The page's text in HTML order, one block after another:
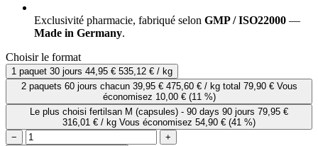
Exclusivité pharmacie, fabriqué selon GMP / ISO22000 —
Made in Germany.
Choisir le format
1 paquet 30 jours 44,95 € 535,12 € / kg
2 paquets 60 jours chacun 39,95 € 475,60 € / kg total 79,90 € Vous
économisez 10,00 € (11 %)
Le plus choisi fertilsan M (capsules) - 90 days 90 jours 79,95 €
316,01 € / kg Vous économisez 54,90 € (41 %)
−
+